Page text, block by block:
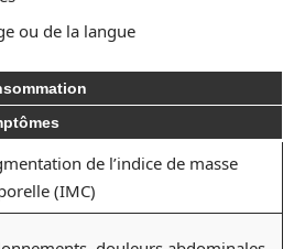
ou de la langue
de l’indice de masse
(IMC)